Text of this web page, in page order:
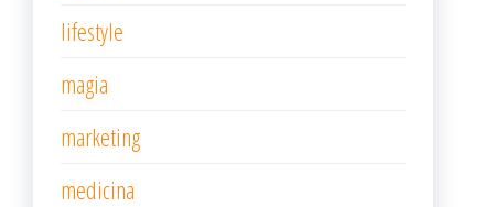
lifestyle
magia
marketing
medicina